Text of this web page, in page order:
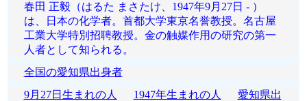
春田 正毅（はるた まさたけ、1947年9月27日 - ）
は、日本の化学者。首都大学東京名誉教授。名古屋
工業大学特別招聘教授。金の触媒作用の研究の第一
人者として知られる。
全国の愛知県出身者
9月27日生まれの人
1947年生まれの人
愛知県出